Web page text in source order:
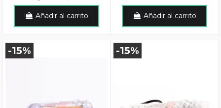
Añadir al carrito Añadir al carrito
-15% -15%